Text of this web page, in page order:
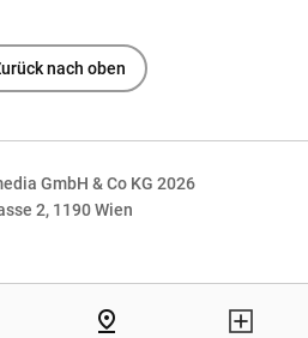
nach oben
GmbH & Co KG 2026
2, 1190 Wien
pin_drop